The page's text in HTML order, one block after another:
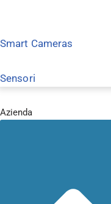
Smart Cameras
Sensori
Azienda